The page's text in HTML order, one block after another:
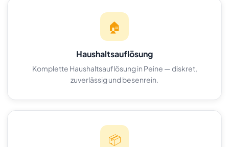
🏠
Haushaltsauflösung
Komplette Haushaltsauflösung in Peine — diskret,
zuverlässig und besenrein.
📦